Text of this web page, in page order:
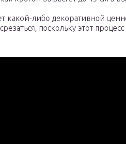
какой-либо декоративной
поскольку этот